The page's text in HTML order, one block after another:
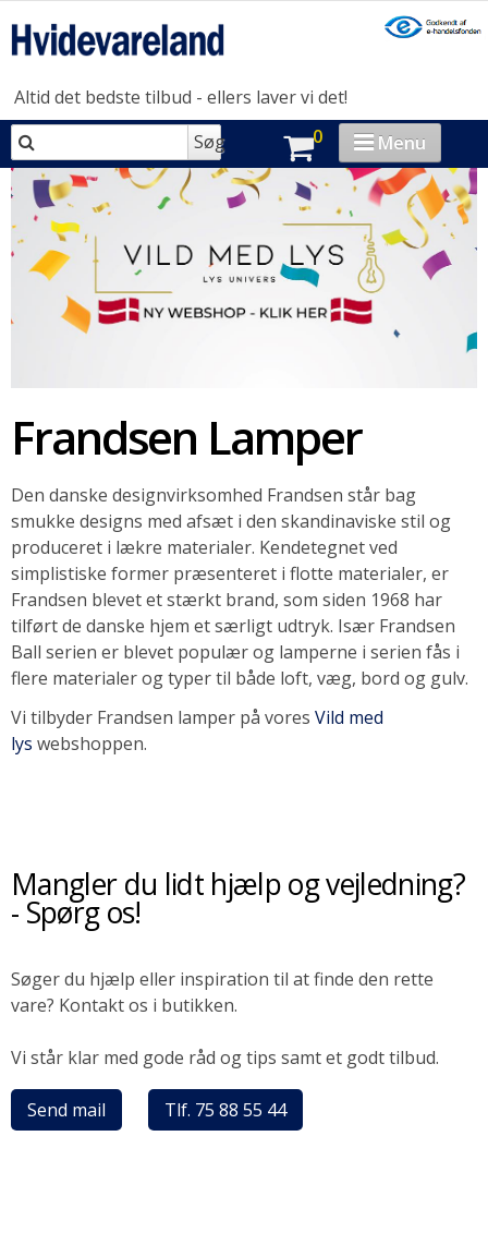
Altid det bedste tilbud - ellers laver vi det!
Søg
0 Menu
VASK & TØR
OPVASK
MADLAVNING
KØL & FRYS
BRAND-STORE
SOMMERUDSALG
Frandsen Lamper
Den danske designvirksomhed Frandsen står bag
smukke designs med afsæt i den skandinaviske stil og
produceret i lækre materialer. Kendetegnet ved
simplistiske former præsenteret i flotte materialer, er
Frandsen blevet et stærkt brand, som siden 1968 har
tilført de danske hjem et særligt udtryk. Især Frandsen
Ball serien er blevet populær og lamperne i serien fås i
flere materialer og typer til både loft, væg, bord og gulv.
Vi tilbyder Frandsen lamper på vores Vild med
lys webshoppen.
Mangler du lidt hjælp og vejledning?
- Spørg os!
Søger du hjælp eller inspiration til at finde den rette
vare? Kontakt os i butikken.
Vi står klar med gode råd og tips samt et godt tilbud.
Send mail Tlf. 75 88 55 44